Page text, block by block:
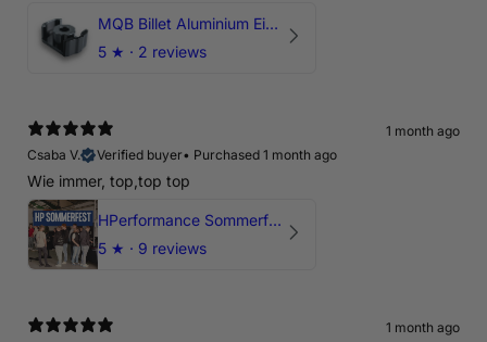
MQB Billet Aluminium Einsatz Drehmomentstütze - DOGBONE für Audi RS3, TTRS, RSQ3
5 ★ · 2 reviews
1 month ago
Csaba V.
Verified buyer• Purchased 1 month ago
Wie immer, top,top top
HPerformance Sommerfest 2026
5 ★ · 9 reviews
1 month ago